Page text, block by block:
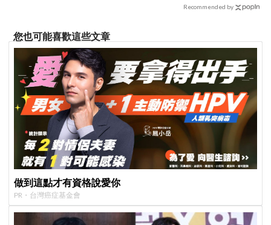
Recommended by
您也可能喜歡這些文章
做到這點才有資格說愛你
PR・台灣癌症基金會